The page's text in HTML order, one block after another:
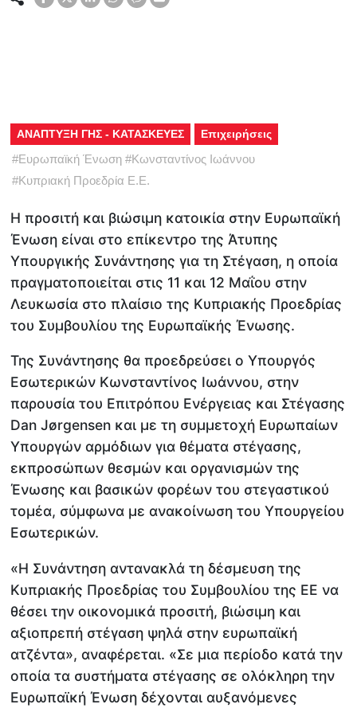
ΑΝΑΠΤΥΞΗ ΓΗΣ - ΚΑΤΑΣΚΕΥΕΣ Επιχειρήσεις
#Ευρωπαϊκή Ένωση #Κωνσταντίνος Ιωάννου
#Κυπριακή Προεδρία Ε.Ε.
H προσιτή και βιώσιμη κατοικία στην Ευρωπαϊκή
Ένωση είναι στο επίκεντρο της Άτυπης
Υπουργικής Συνάντησης για τη Στέγαση, η οποία
πραγματοποιείται στις 11 και 12 Μαΐου στην
Λευκωσία στο πλαίσιο της Κυπριακής Προεδρίας
του Συμβουλίου της Ευρωπαϊκής Ένωσης.
Της Συνάντησης θα προεδρεύσει ο Υπουργός
Εσωτερικών Κωνσταντίνος Ιωάννου, στην
παρουσία του Επιτρόπου Ενέργειας και Στέγασης
Dan Jørgensen και με τη συμμετοχή Ευρωπαίων
Υπουργών αρμόδιων για θέματα στέγασης,
εκπροσώπων θεσμών και οργανισμών της
Ένωσης και βασικών φορέων του στεγαστικού
τομέα, σύμφωνα με ανακοίνωση του Υπουργείου
Εσωτερικών.
«Η Συνάντηση αντανακλά τη δέσμευση της
Κυπριακής Προεδρίας του Συμβουλίου της ΕΕ να
θέσει την οικονομικά προσιτή, βιώσιμη και
αξιοπρεπή στέγαση ψηλά στην ευρωπαϊκή
ατζέντα», αναφέρεται. «Σε μια περίοδο κατά την
οποία τα συστήματα στέγασης σε ολόκληρη την
Ευρωπαϊκή Ένωση δέχονται αυξανόμενες